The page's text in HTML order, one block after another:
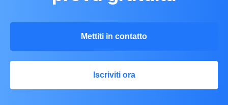
Mettiti in contatto
Iscriviti ora